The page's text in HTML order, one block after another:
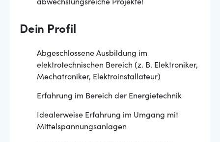
abwechslungsreiche Projekte!
Dein Profil
Abgeschlossene Ausbildung im
elektrotechnischen Bereich (z. B. Elektroniker,
Mechatroniker, Elektroinstallateur)
Erfahrung im Bereich der Energietechnik
Idealerweise Erfahrung im Umgang mit
Mittelspannungsanlagen